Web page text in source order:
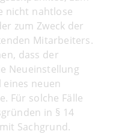
nicht nahtlose
zum Zweck der
Mitarbeiters.
dass der
Neueinstellung
eines neuen
Für solche Fälle
in § 14
Sachgrund.